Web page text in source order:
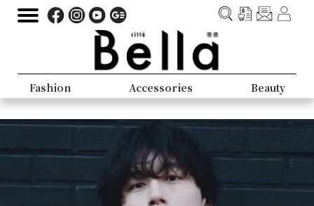
Fashion Accessories Beauty